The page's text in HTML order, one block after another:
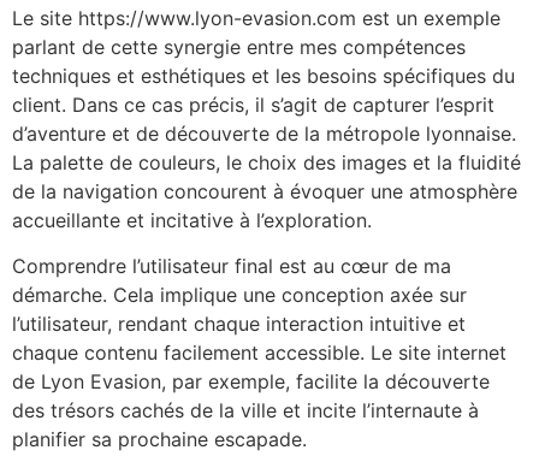
Le site https://www.lyon-evasion.com est un exemple
parlant de cette synergie entre mes compétences
techniques et esthétiques et les besoins spécifiques du
client. Dans ce cas précis, il s’agit de capturer l’esprit
d’aventure et de découverte de la métropole lyonnaise.
La palette de couleurs, le choix des images et la fluidité
de la navigation concourent à évoquer une atmosphère
accueillante et incitative à l’exploration.
Comprendre l’utilisateur final est au cœur de ma
démarche. Cela implique une conception axée sur
l’utilisateur, rendant chaque interaction intuitive et
chaque contenu facilement accessible. Le site internet
de Lyon Evasion, par exemple, facilite la découverte
des trésors cachés de la ville et incite l’internaute à
planifier sa prochaine escapade.